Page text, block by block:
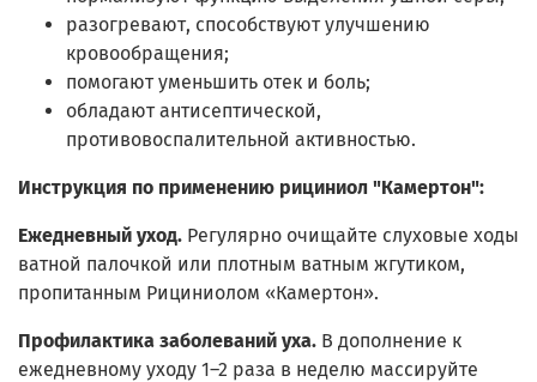
разогревают, способствуют улучшению
кровообращения;
помогают уменьшить отек и боль;
обладают антисептической,
противовоспалительной активностью.
Инструкция по применению рициниол "Камертон":
Ежедневный уход. Регулярно очищайте слуховые ходы
ватной палочкой или плотным ватным жгутиком,
пропитанным Рициниолом «Камертон».
Профилактика заболеваний уха. В дополнение к
ежедневному уходу 1–2 раза в неделю массируйте